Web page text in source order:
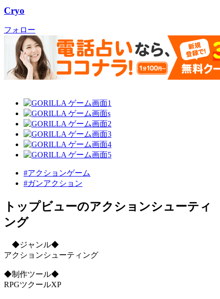
Cryo
フォロー
#アクションゲーム
#ガンアクション
トップビューのアクションシューティ
ング
◆ジャンル◆
アクションシューティング
◆制作ツール◆
RPGツクールXP